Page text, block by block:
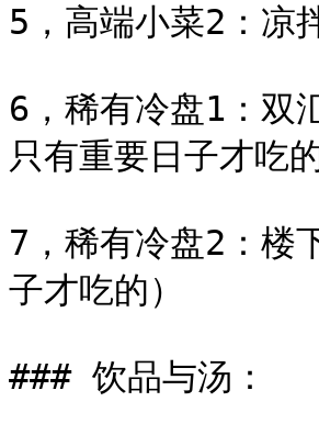
5，高端小菜2：凉
6，稀有冷盘1：双
只有重要日子才吃的
7，稀有冷盘2：楼
子才吃的）
### 饮品与汤：